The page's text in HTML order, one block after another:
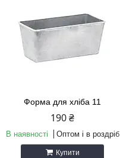
Форма для хліба 11
190 ₴
В наявності Оптом і в роздріб
Купити